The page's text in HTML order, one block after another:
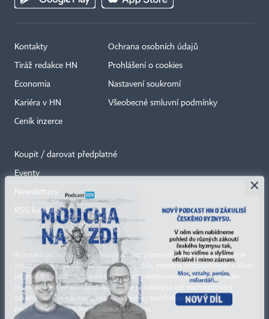
Kontakty
Tiráž redakce HN
Economia
Kariéra v HN
Ceník inzerce
Ochrana osobních údajů
Prohlášení o cookies
Nastavení soukromí
Všeobecné smluvní podmínky
Koupit / darovat předplatné
Eventy
Newslettery
RSS kanály
Autorská práva vykonává vydavatel. Bez písemného svolení vydavatele je
zakázáno jakékoli užití částí nebo celku díla, zejména rozmnožování a šíření
jakýmkoli způsobem, mechanickým nebo elektronickým, v českém nebo
jiném jazyce. Bez souhlasu vydavatele je zakázáno též rozmnožování
obsahu pro účely automatizované analýzy textů nebo dat
podle ustanovení § 39c autorského zákona.
×